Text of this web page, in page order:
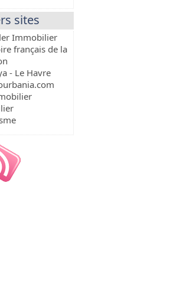
sites
Immobilier
français de la
- Le Havre